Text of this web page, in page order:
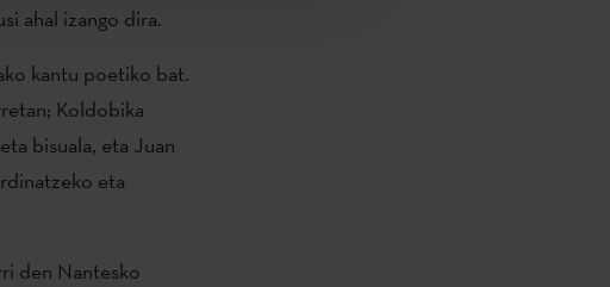
ahal izango dira.
kantu poetiko bat.
Koldobika
bisuala, eta Juan
eta
den Nantesko